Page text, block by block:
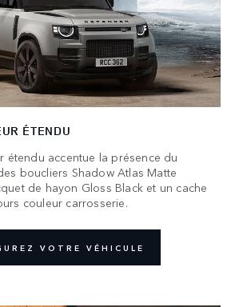
ÉTENDU
étendu accentue la présence du
boucliers Shadow Atlas Matte
de hayon Gloss Black et un cache
couleur carrosserie.
VOTRE VÉHICULE